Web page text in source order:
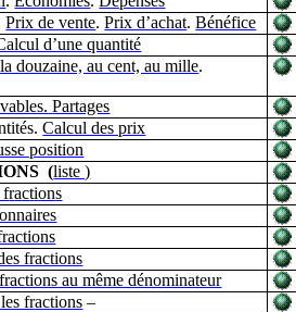
Prix de vente.Prix d’achat.Bénéfice
d’une quantité
douzaine, au cent, au mille.
Partages
Calcul des prix
position
(liste )
fractions
naires
fractions
au même dénominateur
fractions –